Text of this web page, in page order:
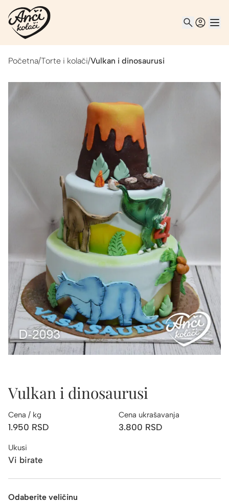
Početna/Torte i kolači/Vulkan i dinosaurusi
Vulkan i dinosaurusi
Cena / kg
1.950 RSD
Cena ukrašavanja
3.800 RSD
Ukusi
Vi birate
Odaberite veličinu